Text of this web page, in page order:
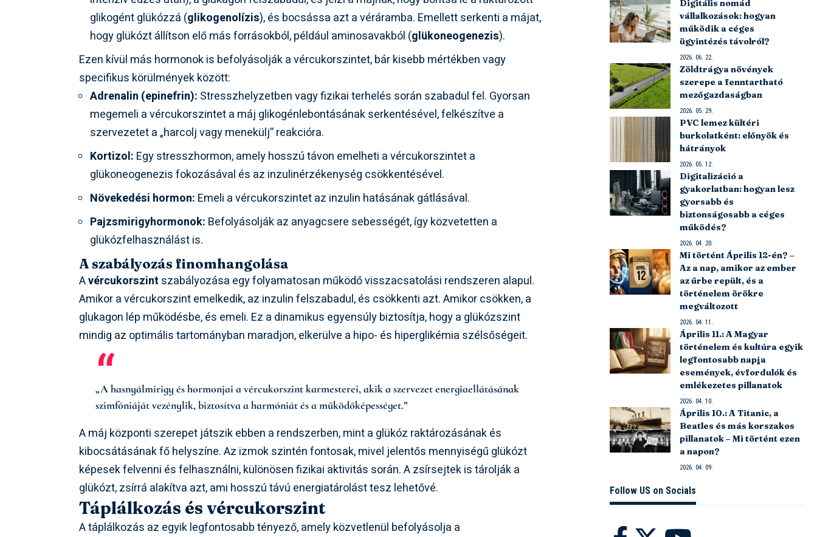
glikogént glükózzá (glikogenolízis), és bocsássa azt a véráramba. Emellett serkenti a májat,
hogy glükózt állítson elő más forrásokból, például aminosavakból (glükoneogenezis).
Ezen kívül más hormonok is befolyásolják a vércukorszintet, bár kisebb mértékben vagy
specifikus körülmények között:
Adrenalin (epinefrin): Stresszhelyzetben vagy fizikai terhelés során szabadul fel. Gyorsan
megemeli a vércukorszintet a máj glikogénlebontásának serkentésével, felkészítve a
szervezetet a „harcolj vagy menekülj” reakcióra.
Kortizol: Egy stresszhormon, amely hosszú távon emelheti a vércukorszintet a
glükoneogenezis fokozásával és az inzulinérzékenység csökkentésével.
Növekedési hormon: Emeli a vércukorszintet az inzulin hatásának gátlásával.
Pajzsmirigyhormonok: Befolyásolják az anyagcsere sebességét, így közvetetten a
glükózfelhasználást is.
A szabályozás finomhangolása
Avércukorszint szabályozása egy folyamatosan működő visszacsatolási rendszeren alapul.
Amikor a vércukorszint emelkedik, az inzulin felszabadul, és csökkenti azt. Amikor csökken, a
glukagon lép működésbe, és emeli. Ez a dinamikus egyensúly biztosítja, hogy a glükózszint
mindig az optimális tartományban maradjon, elkerülve a hipo- és hiperglikémia szélsőségeit.
„A hasnyálmirigy és hormonjai a vércukorszint karmesterei, akik a szervezet energiaellátásának
szimfóniáját vezénylik, biztosítva a harmóniát és a működőképességet.”
A máj központi szerepet játszik ebben a rendszerben, mint a glükóz raktározásának és
kibocsátásának fő helyszíne. Az izmok szintén fontosak, mivel jelentős mennyiségű glükózt
képesek felvenni és felhasználni, különösen fizikai aktivitás során. A zsírsejtek is tárolják a
glükózt, zsírrá alakítva azt, ami hosszú távú energiatárolást tesz lehetővé.
Táplálkozás és vércukorszint
A táplálkozás az egyik legfontosabb tényező, amely közvetlenül befolyásolja a
Digitális nomád
vállalkozások: hogyan
működik a céges
ügyintézés távolról?
2026. 06. 22.
Zöldtrágya növények
szerepe a fenntartható
mezőgazdaságban
2026. 05. 29.
PVC lemez kültéri
burkolatként: előnyök és
hátrányok
2026. 05. 12.
Digitalizáció a
gyakorlatban: hogyan lesz
gyorsabb és
biztonságosabb a céges
működés?
2026. 04. 20.
Mi történt Április 12-én? –
Az a nap, amikor az ember
az űrbe repült, és a
történelem örökre
megváltozott
2026. 04. 11.
Április 11.: A Magyar
történelem és kultúra egyik
legfontosabb napja
események, évfordulók és
emlékezetes pillanatok
2026. 04. 10.
Április 10.: A Titanic, a
Beatles és más korszakos
pillanatok – Mi történt ezen
a napon?
2026. 04. 09.
Follow US on Socials